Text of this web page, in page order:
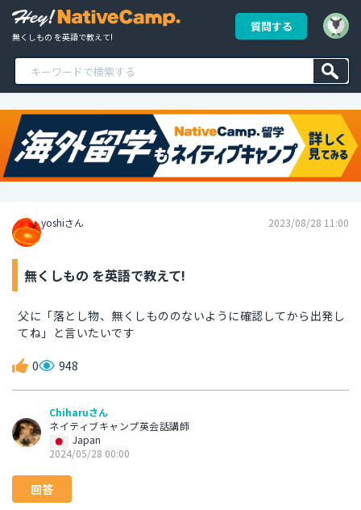
無くしもの を英語で教えて!
質問する
yoshiさん 2023/08/28 11:00
無くしもの を英語で教えて!
父に「落とし物、無くしもののないように確認してから出発し
てね」と言いたいです
0 948
Chiharuさん
ネイティブキャンプ英会話講師
Japan
2024/05/28 00:00
回答